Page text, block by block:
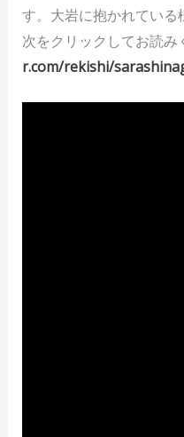
す。大岩に抱かれてい
次をクリックしてお読み
r.com/rekishi/